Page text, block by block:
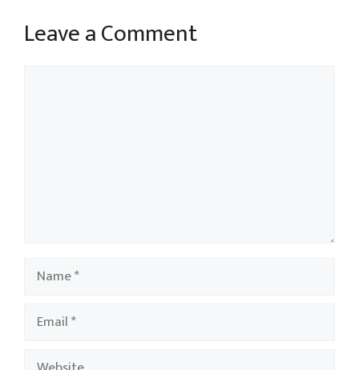
Leave a Comment
Name
Email
Website